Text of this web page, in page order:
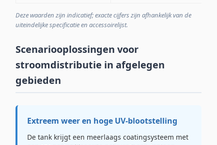
Deze waarden zijn indicatief; exacte cijfers zijn afhankelijk van de
uiteindelijke specificatie en accessoirelijst.
Scenariooplossingen voor
stroomdistributie in afgelegen
gebieden
Extreem weer en hoge UV-blootstelling
De tank krijgt een meerlaags coatingsysteem met